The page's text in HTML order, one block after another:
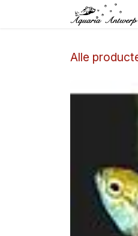
Overslaan naar inhoud
Alle